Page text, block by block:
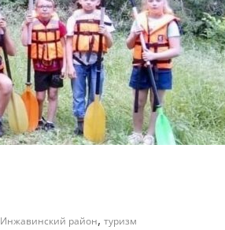
Инжавинский район, туризм